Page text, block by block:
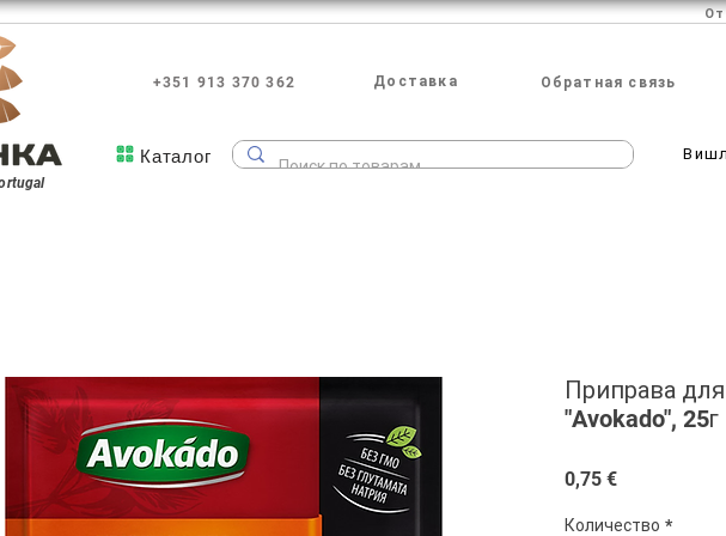
+351 913 370 362 Доставка Обратная связь
Каталог
Приправа
"Avokado", 25г
0,75 €Цена
Количество *